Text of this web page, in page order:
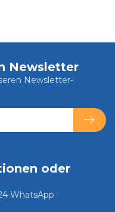
oder
WhatsApp
Newsletter
Newsletter-